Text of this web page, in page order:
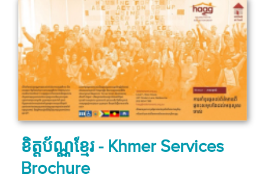
ខិត្តប័ណ្ណខ្មែរ - Khmer Services
Brochure